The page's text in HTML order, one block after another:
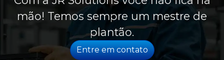
mão! Temos sempre um mestre de
plantão.
Entre em contato